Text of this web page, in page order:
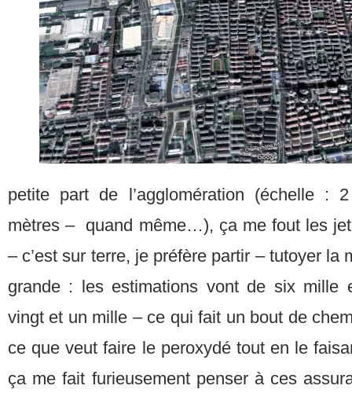
petite part de l’agglomération (échelle :
mètres – quand même…), ça me fout les
– c’est sur terre, je préfère partir – tutoyer la
grande : les estimations vont de six mille
vingt et un mille – ce qui fait un bout de
ce que veut faire le peroxydé tout en le
ça me fait furieusement penser à ces